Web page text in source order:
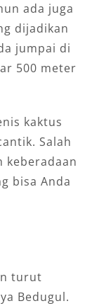
ada juga
dijadikan
jumpai di
500 meter
kaktus
Salah
keberadaan
bisa Anda
turut
Bedugul.